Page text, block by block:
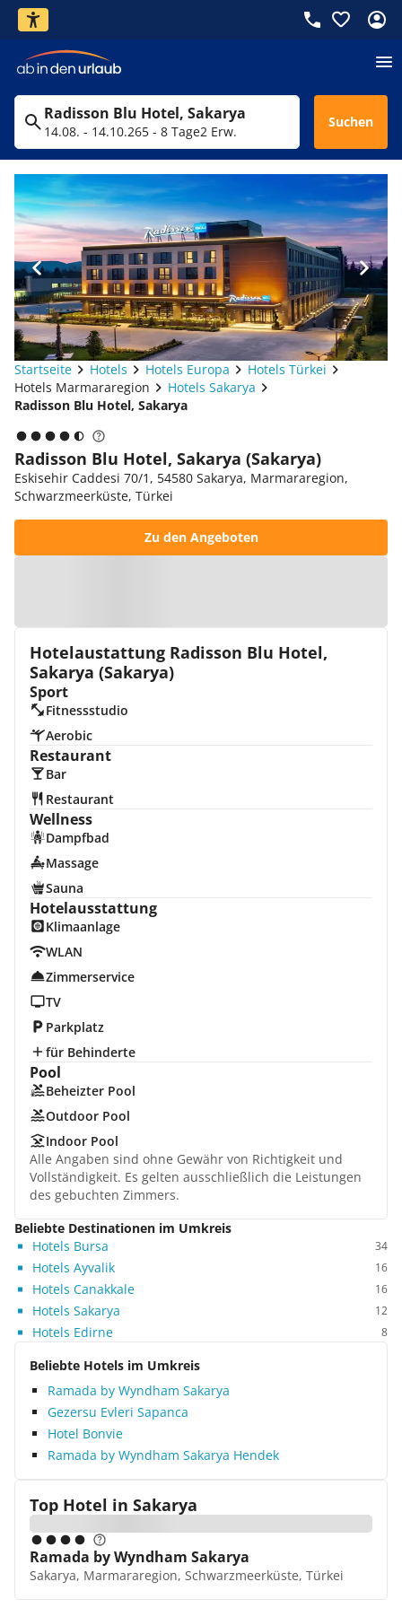
Radisson Blu Hotel, Sakarya
14.08. - 14.10.265 - 8 Tage2 Erw.
Suchen
Startseite Hotels Hotels Europa
Hotels Türkei
Hotels Marmararegion
Hotels Sakarya
Radisson Blu Hotel, Sakarya
Radisson Blu Hotel, Sakarya (Sakarya)
Eskisehir Caddesi 70/1, 54580 Sakarya, Marmararegion,
Schwarzmeerküste, Türkei
Zu den Angeboten
Hotelaustattung Radisson Blu Hotel,
Sakarya (Sakarya)
Sport
Fitnessstudio
Aerobic
Restaurant
Bar
Restaurant
Wellness
Dampfbad
Massage
Sauna
Hotelausstattung
Klimaanlage
WLAN
Zimmerservice
TV
Parkplatz
für Behinderte
Pool
Beheizter Pool
Outdoor Pool
Indoor Pool
Alle Angaben sind ohne Gewähr von Richtigkeit und
Vollständigkeit. Es gelten ausschließlich die Leistungen
des gebuchten Zimmers.
Beliebte Destinationen im Umkreis
Hotels Bursa
34
Hotels Ayvalik 16
Hotels Canakkale 16
Hotels Sakarya 12
Hotels Edirne 8
Beliebte Hotels im Umkreis
Ramada by Wyndham Sakarya
Gezersu Evleri Sapanca
Hotel Bonvie
Ramada by Wyndham Sakarya Hendek
Top Hotel in Sakarya
Ramada by Wyndham Sakarya
Sakarya, Marmararegion, Schwarzmeerküste, Türkei